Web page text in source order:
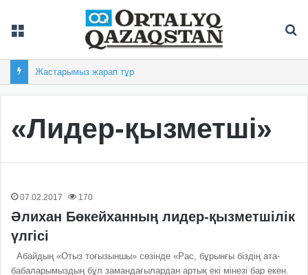
Жастарымыз жарап тұр
«Лидер-қызметші»
07.02.2017 170
Әлихан Бөкейханның лидер-қызметшілік
үлгісі
Абайдың «Отыз тоғызыншы» сөзінде «Рас, бұрынғы біздің ата-
бабаларымыздың бұл замандағылардан артық екі мінезі бар екен.